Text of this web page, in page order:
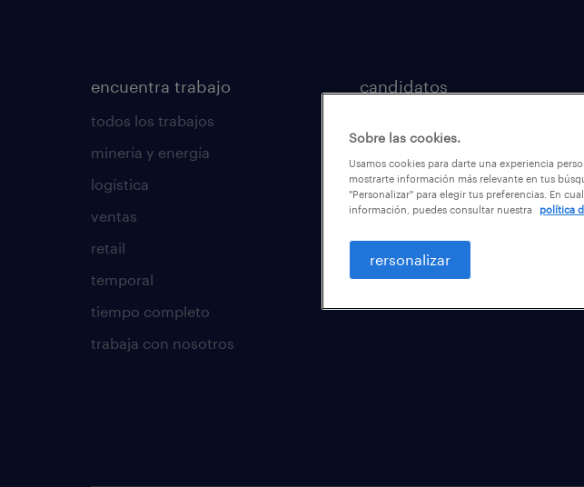
encuentra trabajo
todos los trabajos
minería y energía
logística
ventas
retail
temporal
tiempo completo
trabaja con nosotros
candidatos
calculadora salarial
operational
regístrate
Sobre las cookies.
Usamos cookies para darte una experiencia
mostrarte información más relevante en tus
"Personalizar" para elegir tus preferencias. En
información, puedes consultar nuestra
política
rersonalizar